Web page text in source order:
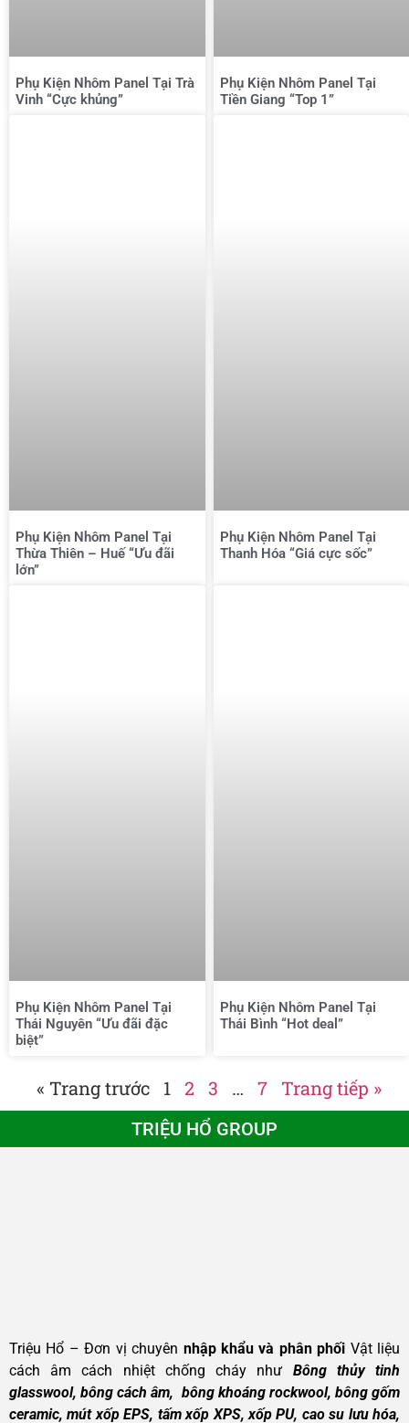
Phụ Kiện Nhôm Panel Tại Trà
Vinh “Cực khủng”
Phụ Kiện Nhôm Panel Tại
Tiền Giang “Top 1”
Phụ Kiện Nhôm Panel Tại
Thừa Thiên – Huế “Ưu đãi
lớn”
Phụ Kiện Nhôm Panel Tại
Thanh Hóa “Giá cực sốc”
Phụ Kiện Nhôm Panel Tại
Thái Nguyên “Ưu đãi đặc
biệt”
Phụ Kiện Nhôm Panel Tại
Thái Bình “Hot deal”
« Trang trước 1 2 3 … 7 Trang tiếp »
TRIỆU HỔ GROUP
Triệu Hổ – Đơn vị chuyên nhập khẩu và phân phối Vật liệu
cách âm cách nhiệt chống cháy như Bông thủy tinh
glasswool, bông cách âm, bông khoáng rockwool, bông gốm
ceramic, mút xốp EPS, tấm xốp XPS, xốp PU, cao su lưu hóa,